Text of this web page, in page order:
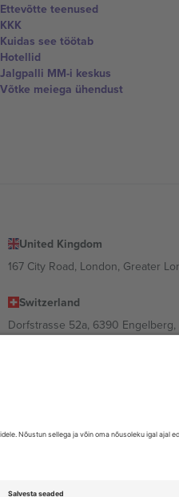
Ettevõtte teenused
KKK
Kuidas see töötab
Hotellid
Jalgpalli MM-i keskus
Võtke meiega ühendust
United Kingdom
167 City Road, London, Greater
Switzerland
Dorfstrasse 52a, 6390